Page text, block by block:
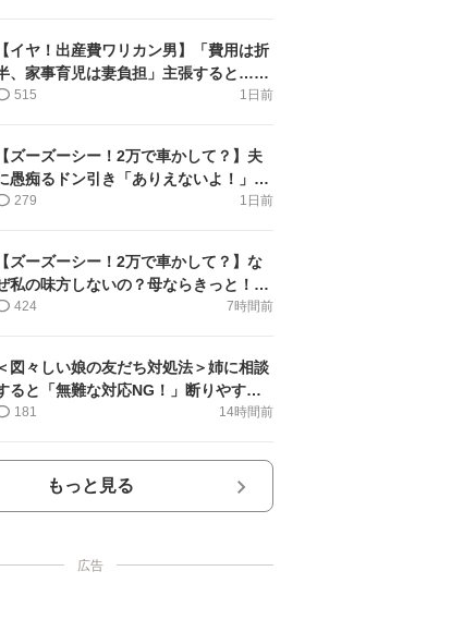
【イヤ！出産費ワリカン男】「費用は折
、家事育児は妻負担」主張すると…＜
11話＞#4コマ母道場
1日前
515
【ズーズーシー！2万で車かして？】夫
愚痴るドン引き「ありえないよ！」＜
16話＞#4コマ母道場
1日前
279
【ズーズーシー！2万で車かして？】な
私の味方しないの？母ならきっと！＜
17話＞#4コマ母道場
7時間前
424
図々しい娘の友だち対処法＞姉に相談
ると「無難な対応NG！」断りやすい
句は…【第2話まんが】
14時間前
181
もっと見る
広告